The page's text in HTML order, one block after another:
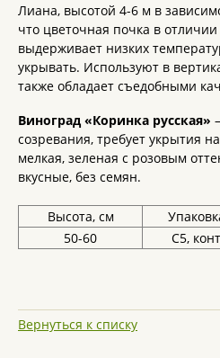
Лиана, высотой 4-6 м в
что цветочная почка в
выдерживает низких
укрывать. Используют в
также обладает съедобными
Виноград «Коринка русская»
созревания, требует укрытия
мелкая, зеленая с розовым
вкусные, без семян.
Высота, см
50-60
С5, конт
Вернуться к списку